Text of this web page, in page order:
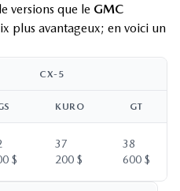
versions que le GMC
plus avantageux; en voici un
CX-5
KURO GT
$
37
200 $
38
600 $